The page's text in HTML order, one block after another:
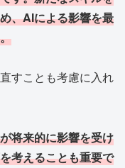
、AIによる影響を最
すことも考慮に入れ
将来的に影響を受け
考えることも重要で